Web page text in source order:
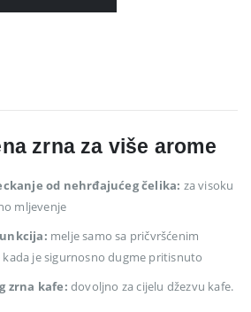
zrna za više arome
od nehrđajućeg čelika: za visoku
mljevenje
melje samo sa pričvršćenim
je sigurnosno dugme pritisnuto
zrna kafe: dovoljno za cijelu džezvu kafe.